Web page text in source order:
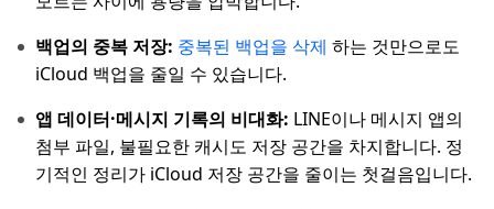
백업의 중복 저장: 중복된 백업을 삭제 하는 것만으로도
iCloud 백업을 줄일 수 있습니다.
앱 데이터·메시지 기록의 비대화: LINE이나 메시지 앱의
첨부 파일, 불필요한 캐시도 저장 공간을 차지합니다. 정
기적인 정리가 iCloud 저장 공간을 줄이는 첫걸음입니다.